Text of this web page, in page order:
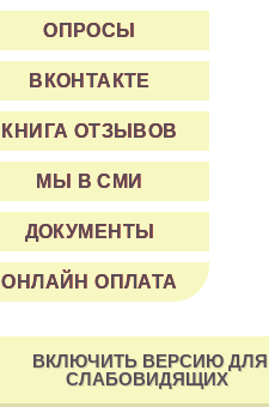
ОПРОСЫ
ВКОНТАКТЕ
КНИГА ОТЗЫВОВ
МЫ В СМИ
ДОКУМЕНТЫ
ОНЛАЙН ОПЛАТА
ВКЛЮЧИТЬ ВЕРСИЮ ДЛЯ
СЛАБОВИДЯЩИХ